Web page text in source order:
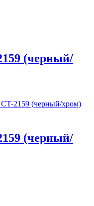
(черный/
(черный/